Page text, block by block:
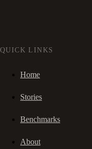
QUICK LINKS
Home
Stories
Benchmarks
About